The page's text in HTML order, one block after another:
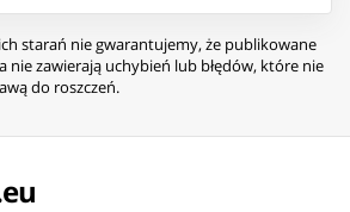
starań nie gwarantujemy, że publikowane
nie zawierają uchybień lub błędów, które nie
do roszczeń.